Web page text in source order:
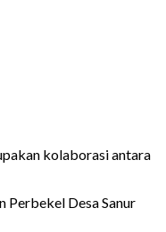
kolaborasi antara
Perbekel Desa Sanur